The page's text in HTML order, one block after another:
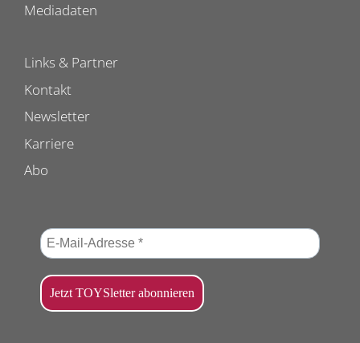
Mediadaten
Links & Partner
Kontakt
Newsletter
Karriere
Abo